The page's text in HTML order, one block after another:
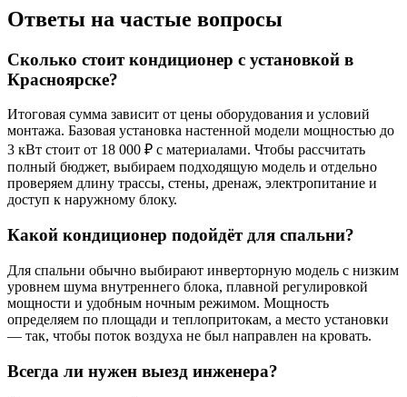
Ответы на частые вопросы
Сколько стоит кондиционер с установкой в
Красноярске?
Итоговая сумма зависит от цены оборудования и условий
монтажа. Базовая установка настенной модели мощностью до
3 кВт стоит от 18 000 ₽ с материалами. Чтобы рассчитать
полный бюджет, выбираем подходящую модель и отдельно
проверяем длину трассы, стены, дренаж, электропитание и
доступ к наружному блоку.
Какой кондиционер подойдёт для спальни?
Для спальни обычно выбирают инверторную модель с низким
уровнем шума внутреннего блока, плавной регулировкой
мощности и удобным ночным режимом. Мощность
определяем по площади и теплопритокам, а место установки
— так, чтобы поток воздуха не был направлен на кровать.
Всегда ли нужен выезд инженера?